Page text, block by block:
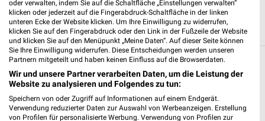
Weitere Kik Geschäfte mit Angeboten in und
um Kösching
5 Geschäfte und Orte
oder verwalten, indem Sie auf die Schaltfläche „Einstellungen verwalten“
klicken oder jederzeit auf die Fingerabdruck-Schaltfläche in der linken
unteren Ecke der Website klicken. Um Ihre Einwilligung zu widerrufen,
klicken Sie auf den Fingerabdruck oder den Link in der Fußzeile der Website
und klicken Sie auf den Menüpunkt „Meine Daten“. Auf dieser Seite können
Sie Ihre Einwilligung widerrufen. Diese Entscheidungen werden unseren
Partnern mitgeteilt und haben keinen Einfluss auf die Browserdaten.
Wir und unsere Partner verarbeiten Daten, um die Leistung der
Website zu analysieren und Folgendes zu tun:
Speichern von oder Zugriff auf Informationen auf einem Endgerät.
Verwendung reduzierter Daten zur Auswahl von Werbeanzeigen. Erstellung
von Profilen für personalisierte Werbung. Verwendung von Profilen zur